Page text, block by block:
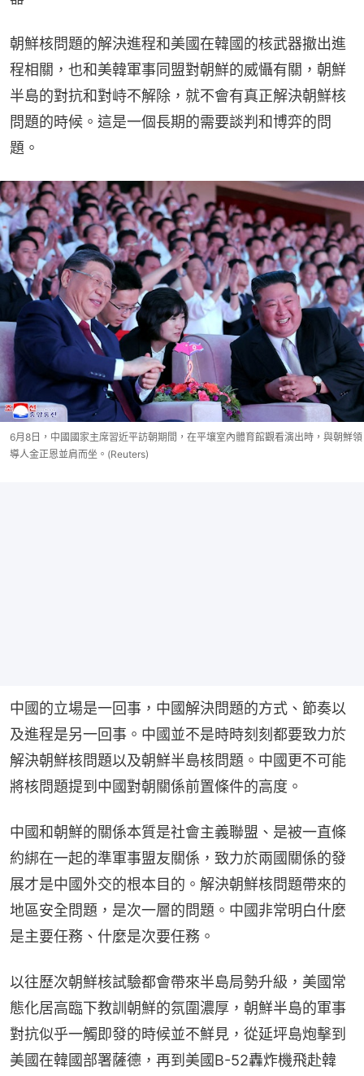
朝鮮核問題的解決進程和美國在韓國的核武器撤出進
程相關，也和美韓軍事同盟對朝鮮的威懾有關，朝鮮
半島的對抗和對峙不解除，就不會有真正解決朝鮮核
問題的時候。這是一個長期的需要談判和博弈的問
題。
6月8日，中國國家主席習近平訪朝期間，在平壤室內體育館觀看演出時，與朝鮮領
導人金正恩並肩而坐。(Reuters)
中國的立場是一回事，中國解決問題的方式、節奏以
及進程是另一回事。中國並不是時時刻刻都要致力於
解決朝鮮核問題以及朝鮮半島核問題。中國更不可能
將核問題提到中國對朝關係前置條件的高度。
中國和朝鮮的關係本質是社會主義聯盟、是被一直條
約綁在一起的準軍事盟友關係，致力於兩國關係的發
展才是中國外交的根本目的。解決朝鮮核問題帶來的
地區安全問題，是次一層的問題。中國非常明白什麼
是主要任務、什麼是次要任務。
以往歷次朝鮮核試驗都會帶來半島局勢升級，美國常
態化居高臨下教訓朝鮮的氛圍濃厚，朝鮮半島的軍事
對抗似乎一觸即發的時候並不鮮見，從延坪島炮擊到
美國在韓國部署薩德，再到美國B-52轟炸機飛赴韓